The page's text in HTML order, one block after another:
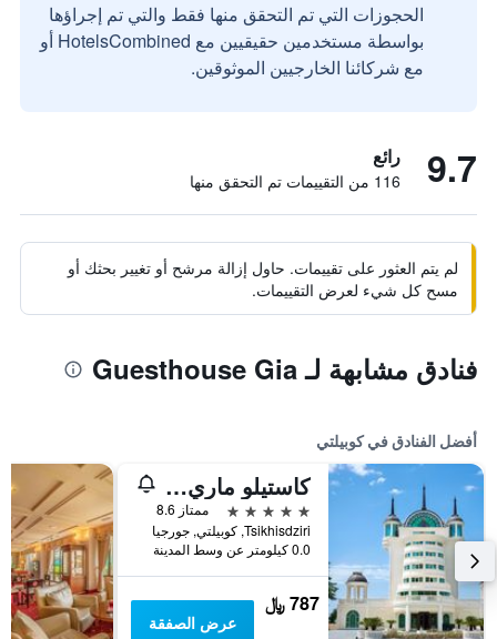
الحجوزات التي تم التحقق منها فقط والتي تم إجراؤها
بواسطة مستخدمين حقيقيين مع HotelsCombined أو
مع شركائنا الخارجيين الموثوقين.
9.7 رائع
116 من التقييمات تم التحقق منها
لم يتم العثور على تقييمات. حاول إزالة مرشح أو تغيير بحثك أو
مسح كل شيء لعرض التقييمات.
فنادق مشابهة لـ Guesthouse Gia
أفضل الفنادق في كوبيلتي
كاستيلو ماري هوتل آند ويلنيس ريزورت
5 نجوم
ممتاز 8.6
Tsikhisdziri, كوبيلتي, جورجيا
0.0 كيلومتر عن وسط المدينة
787 ﷼
عرض الصفقة